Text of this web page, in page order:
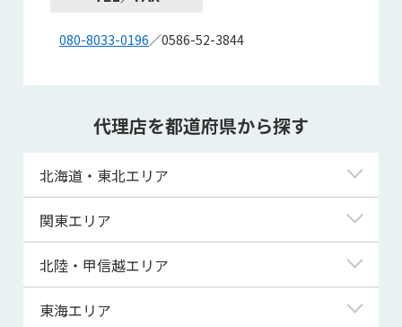
080-8033-0196／0586-52-3844
代理店を都道府県から探す
北海道・東北エリア
北海道
青森県
関東エリア
東京都
神奈川県
北陸・甲信越エリア
新潟県
東海エリア